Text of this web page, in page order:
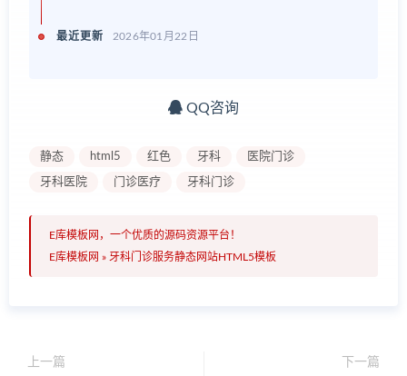
最近更新 2026年01月22日
QQ咨询
静态 html5 红色 牙科 医院门诊
牙科医院 门诊医疗 牙科门诊
E库模板网，一个优质的源码资源平台！
E库模板网 » 牙科门诊服务静态网站HTML5模板
上一篇 下一篇